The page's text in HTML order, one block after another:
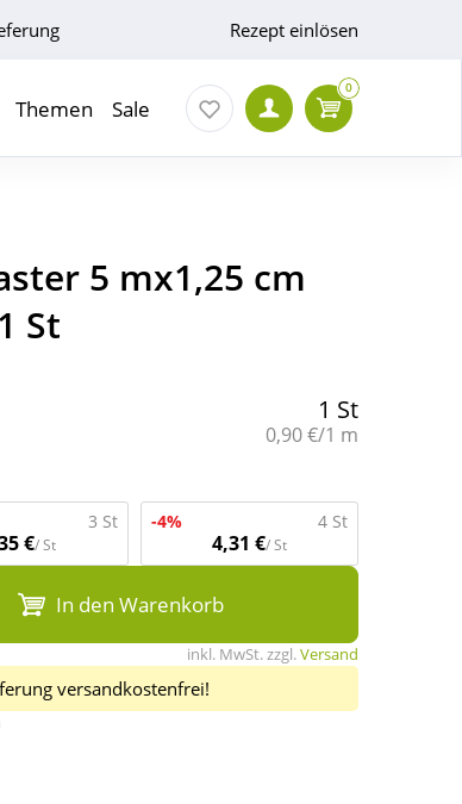
Rezept einlösen
Themen Sale
0
5 mx1,25 cm
St
1 St
Grundpreis:
0,90 €/1 m
3 St
€/ St
-4% 4 St
4,31 €/ St
In den Warenkorb
inkl. MwSt. zzgl.Versand
versandkostenfrei!